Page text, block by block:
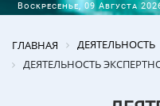
Воскресенье, 09 Августа
ГЛАВНАЯ
ДЕЯТЕЛЬНОСТЬ
ДЕЯТЕЛЬНОСТЬ